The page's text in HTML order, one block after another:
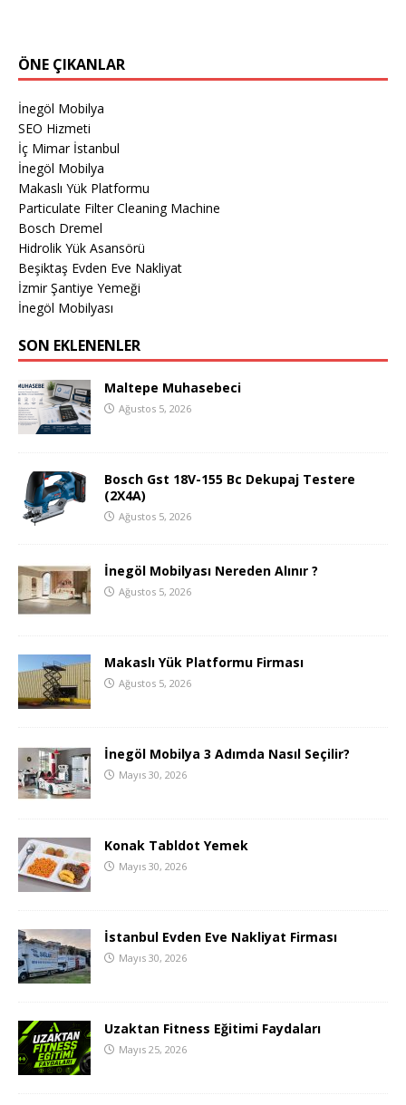
ÖNE ÇIKANLAR
İnegöl Mobilya
SEO Hizmeti
İç Mimar İstanbul
İnegöl Mobilya
Makaslı Yük Platformu
Particulate Filter Cleaning Machine
Bosch Dremel
Hidrolik Yük Asansörü
Beşiktaş Evden Eve Nakliyat
İzmir Şantiye Yemeği
İnegöl Mobilyası
SON EKLENENLER
Maltepe Muhasebeci
Ağustos 5, 2026
Bosch Gst 18V-155 Bc Dekupaj Testere
(2X4A)
Ağustos 5, 2026
İnegöl Mobilyası Nereden Alınır ?
Ağustos 5, 2026
Makaslı Yük Platformu Firması
Ağustos 5, 2026
İnegöl Mobilya 3 Adımda Nasıl Seçilir?
Mayıs 30, 2026
Konak Tabldot Yemek
Mayıs 30, 2026
İstanbul Evden Eve Nakliyat Firması
Mayıs 30, 2026
Uzaktan Fitness Eğitimi Faydaları
Mayıs 25, 2026